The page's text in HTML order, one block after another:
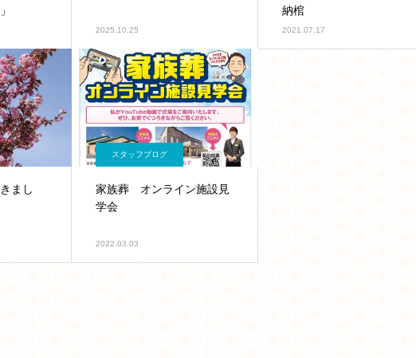
2025.10.25
納棺
2021.07.17
まし
スタッフブログ
家族葬 オンライン施設見
学会
2022.03.03